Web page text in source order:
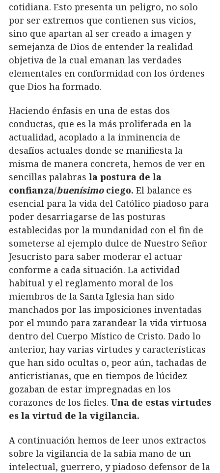
cotidiana. Esto presenta un peligro, no solo
por ser extremos que contienen sus vicios,
sino que apartan al ser creado a imagen y
semejanza de Dios de entender la realidad
objetiva de la cual emanan las verdades
elementales en conformidad con los órdenes
que Dios ha formado.
Haciendo énfasis en una de estas dos
conductas, que es la más proliferada en la
actualidad, acoplado a la inminencia de
desafíos actuales donde se manifiesta la
misma de manera concreta, hemos de ver en
sencillas palabras la postura de la
confianza/buenísimo ciego. El balance es
esencial para la vida del Católico piadoso para
poder desarriagarse de las posturas
establecidas por la mundanidad con el fin de
someterse al ejemplo dulce de Nuestro Señor
Jesucristo para saber moderar el actuar
conforme a cada situación. La actividad
habitual y el reglamento moral de los
miembros de la Santa Iglesia han sido
manchados por las imposiciones inventadas
por el mundo para zarandear la vida virtuosa
dentro del Cuerpo Místico de Cristo. Dado lo
anterior, hay varias virtudes y características
que han sido ocultas o, peor aún, tachadas de
anticristianas, que en tiempos de lúcidez
gozaban de estar impregnadas en los
corazones de los fieles. Una de estas virtudes
es la virtud de la vigilancia.
A continuación hemos de leer unos extractos
sobre la vigilancia de la sabia mano de un
intelectual, guerrero, y piadoso defensor de la